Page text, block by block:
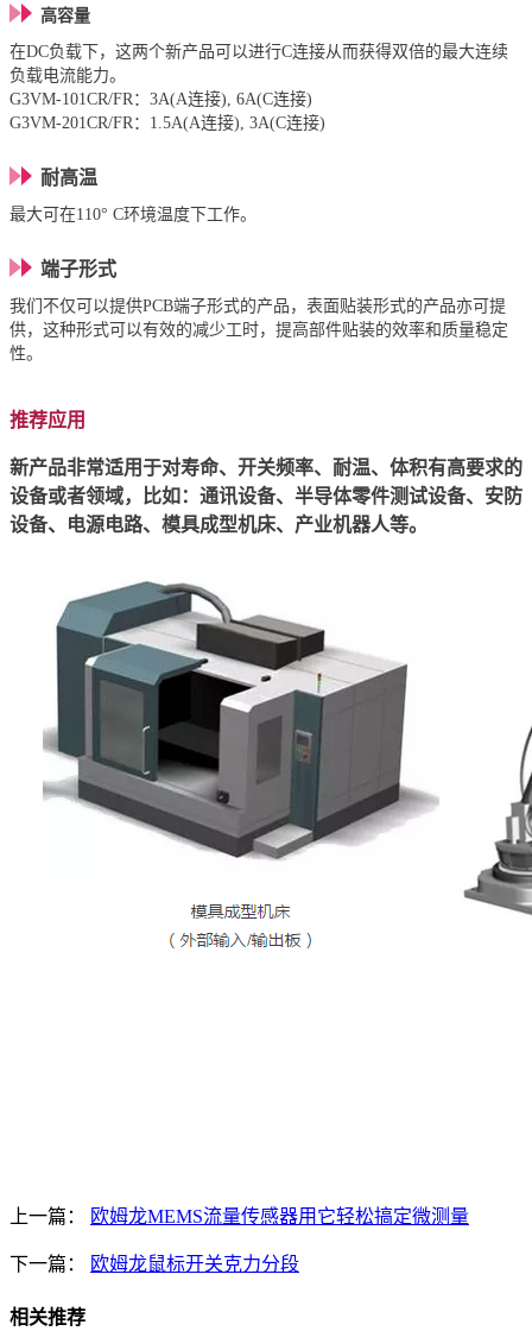
高容量
在DC负载下，这两个新产品可以进行C连接从而获得双倍的最大连续
负载电流能力。
G3VM-101CR/FR：3A(A连接), 6A(C连接)
G3VM-201CR/FR：1.5A(A连接), 3A(C连接)
耐高温
最大可在110° C环境温度下工作。
端子形式
我们不仅可以提供PCB端子形式的产品，表面贴装形式的产品亦可提
供，这种形式可以有效的减少工时，提高部件贴装的效率和质量稳定
性。
推荐应用
新产品非常适用于对寿命、开关频率、耐温、体积有高要求的
设备或者领域，比如：通讯设备、半导体零件测试设备、安防
设备、电源电路、模具成型机床、产业机器人等。
上一篇： 欧姆龙MEMS流量传感器用它轻松搞定微测量
下一篇： 欧姆龙鼠标开关克力分段
相关推荐